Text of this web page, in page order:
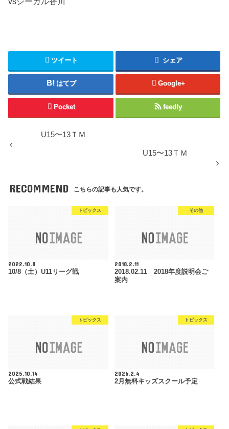
ツイート シェア
はてブ Google+
Pocket feedly
U15〜13ＴＭ
U15〜13ＴＭ
RECOMMEND こちらの記事も人気です。
トピックス
2022.10.8
10/8（土）U11リーグ戦
その他
2018.2.11
2018.02.11 2018年度説明会ご
案内
トピックス
2025.10.14
公式戦結果
トピックス
2026.2.4
2月無料キッズスクール予定